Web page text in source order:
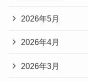
2026年5月
2026年4月
2026年3月